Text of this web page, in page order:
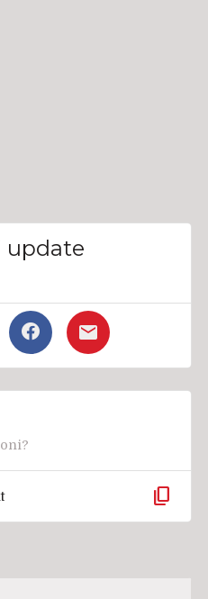
update
content_copy